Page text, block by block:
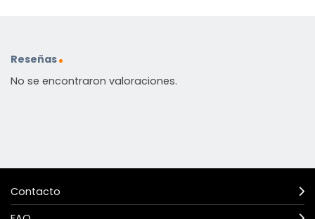
Reseñas
No se encontraron valoraciones.
Contacto